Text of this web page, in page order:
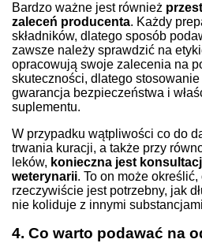
Bardzo ważne jest również
zaleceń producenta. Każdy
składników, dlatego sposób
zawsze należy sprawdzić na
opracowują swoje zalecenia na
skuteczności, dlatego
gwarancja bezpieczeństwa i
suplementu.
W przypadku wątpliwości co do
trwania kuracji, a także przy
leków, konieczna jest
weterynarii. To on może
rzeczywiście jest potrzebny, jak
nie koliduje z innymi
4. Co warto podawać na